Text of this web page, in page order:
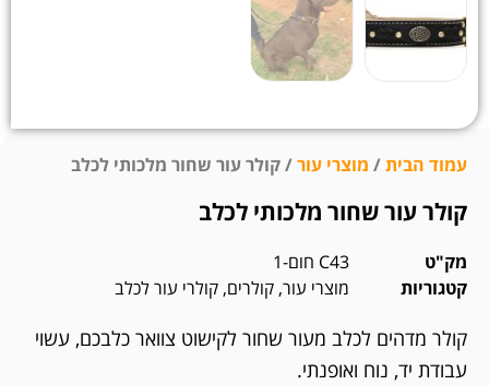
עמוד הבית/ מוצרי עור/ קולר עור שחור מלכותי לכלב
קולר עור שחור מלכותי לכלב
מק"ט
C43 חום-1
קטגוריות
מוצרי עור, קולרים, קולרי עור לכלב
קולר מדהים לכלב מעור שחור לקישוט צוואר כלבכם, עשוי
עבודת יד, נוח ואופנתי.